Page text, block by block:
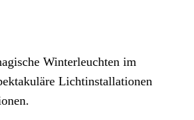
Winterleuchten im
Lichtinstallationen